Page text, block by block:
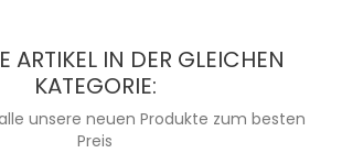
ARTIKEL IN DER GLEICHEN
KATEGORIE:
unsere neuen Produkte zum besten
Preis